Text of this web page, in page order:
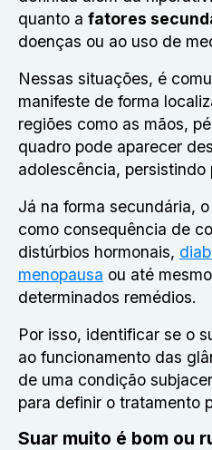
quanto a fatores
doenças ou ao uso de
Nessas situações, é
manifeste de forma
regiões como as mãos,
quadro pode aparecer
adolescência,
Já na forma secundária,
como consequência de
distúrbios hormonais,
menopausa ou até
determinados remédios.
Por isso, identificar se o
ao funcionamento das
de uma condição
para definir o tratamento
Suar muito é bom ou